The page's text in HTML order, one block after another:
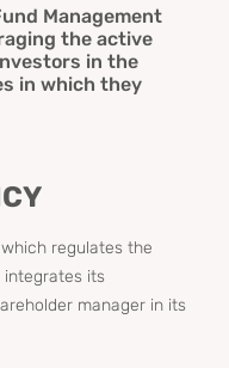
Management
the active
in the
in which they
regulates the
its
manager in its